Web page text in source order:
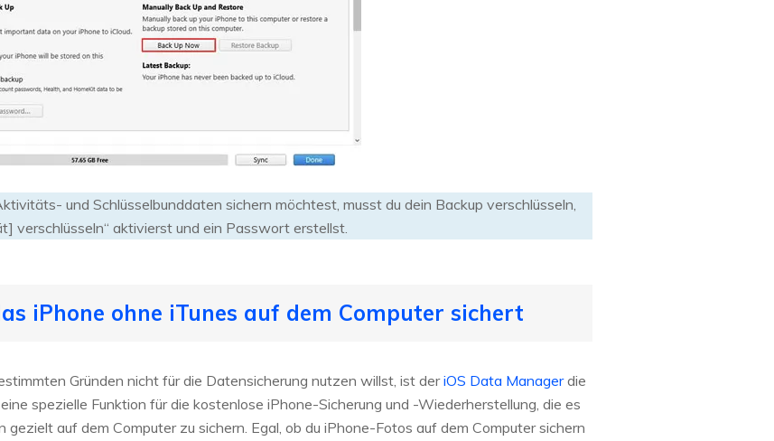
und Schlüsselbunddaten sichern möchtest, musst du dein Backup verschlüsseln,
verschlüsseln“ aktivierst und ein Passwort erstellst.
iPhone ohne iTunes auf dem Computer sichert
Gründen nicht für die Datensicherung nutzen willst, ist deriOS Data Managerdie
spezielle Funktion für die kostenlose iPhone-Sicherung und -Wiederherstellung, die es
auf dem Computer zu sichern. Egal, ob du iPhone-Fotos auf dem Computer sichern